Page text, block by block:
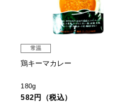
常温
鶏キーマカレー
180g
582円（税込）